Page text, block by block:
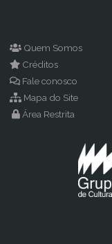
Quem Somos
Créditos
Fale conosco
Mapa do Site
Área Restrita